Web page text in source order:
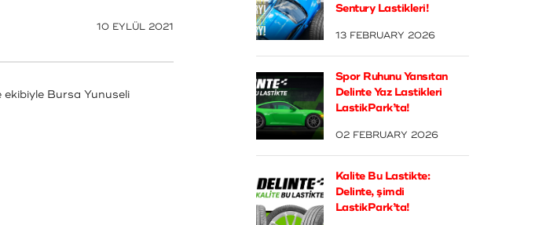
10 EYLÜL 2021
ekibiyle Bursa Yunuseli
Sentury Lastikleri!
13 FEBRUARY 2026
Spor Ruhunu Yansıtan
Delinte Yaz Lastikleri
LastikPark’ta!
02 FEBRUARY 2026
Kalite Bu Lastikte:
Delinte, şimdi
LastikPark’ta!